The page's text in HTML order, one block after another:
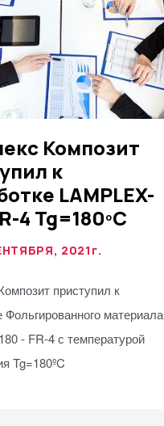
Композит
к
LAMPLEX-
4 Tg=180ºC
2021 г.
приступил к
Фольгированного материала
- FR-4 с температурой
Tg=180ºC